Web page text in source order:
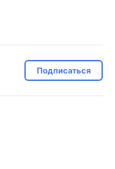
Подписаться